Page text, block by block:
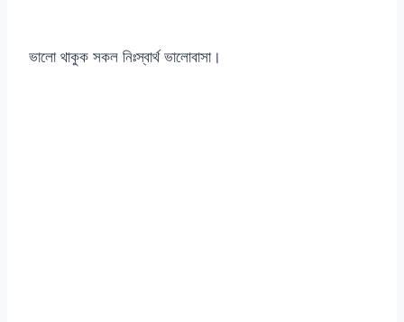
ভালো থাকুক সকল নিঃস্বার্থ ভালোবাসা।